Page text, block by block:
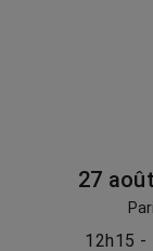
27
12h15 -